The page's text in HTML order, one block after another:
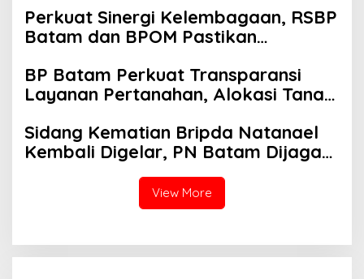
Sei Nongsa
Perkuat Sinergi Kelembagaan, RSBP
Batam dan BPOM Pastikan
Aman
BP Batam Perkuat Transparansi
Layanan Pertanahan, Alokasi Tanah
Sidang Kematian Bripda Natanael
Kembali Digelar, PN Batam Dijaga
Ketat Pihak Kepolisian
View More